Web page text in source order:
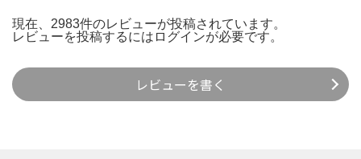
現在、2983件のレビューが投稿されています。
レビューを投稿するには ログインが必要です。
レビューを書く